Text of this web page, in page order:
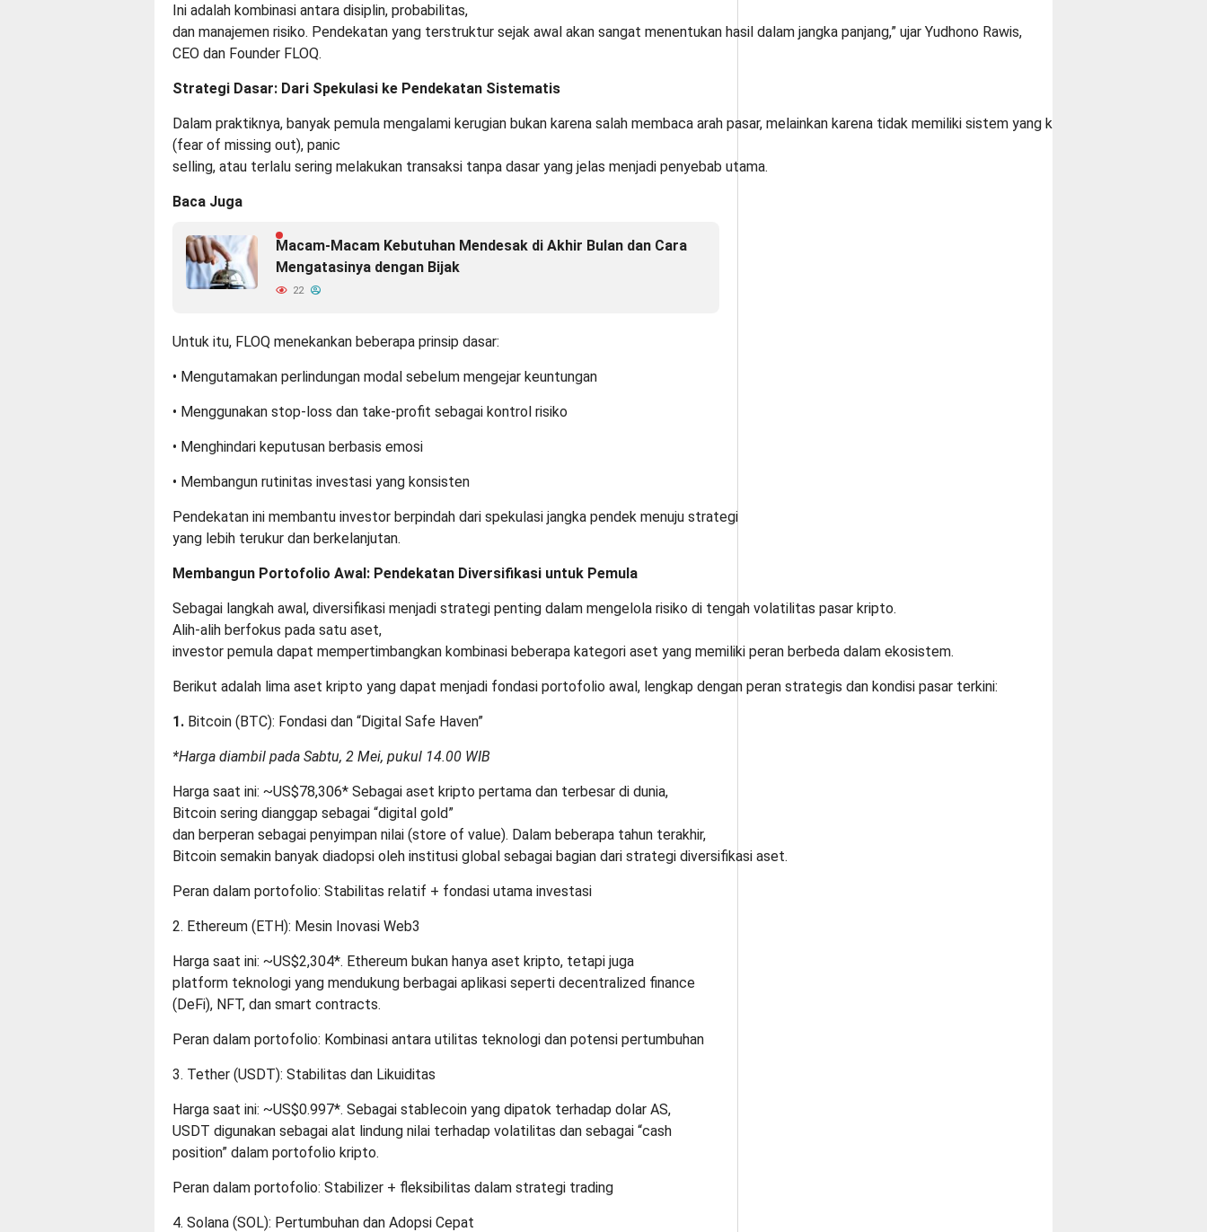
Ini adalah kombinasi antara disiplin, probabilitas,
dan manajemen risiko. Pendekatan yang terstruktur sejak awal akan sangat menentukan hasil dalam jangka panjang,” ujar Yudhono Rawis,
CEO dan Founder FLOQ.
Strategi Dasar: Dari Spekulasi ke Pendekatan Sistematis
Dalam praktiknya, banyak pemula mengalami kerugian bukan karena salah membaca arah pasar, melainkan karena tidak memiliki sistem yang konsisten. Perilaku
(fear of missing out), panic
selling, atau terlalu sering melakukan transaksi tanpa dasar yang jelas menjadi penyebab utama.
Baca Juga
Macam-Macam Kebutuhan Mendesak di Akhir Bulan dan Cara
Mengatasinya dengan Bijak
22
Untuk itu, FLOQ menekankan beberapa prinsip dasar:
• Mengutamakan perlindungan modal sebelum mengejar keuntungan
• Menggunakan stop-loss dan take-profit sebagai kontrol risiko
• Menghindari keputusan berbasis emosi
• Membangun rutinitas investasi yang konsisten
Pendekatan ini membantu investor berpindah dari spekulasi jangka pendek menuju strategi
yang lebih terukur dan berkelanjutan.
Membangun Portofolio Awal: Pendekatan Diversifikasi untuk Pemula
Sebagai langkah awal, diversifikasi menjadi strategi penting dalam mengelola risiko di tengah volatilitas pasar kripto.
Alih-alih berfokus pada satu aset,
investor pemula dapat mempertimbangkan kombinasi beberapa kategori aset yang memiliki peran berbeda dalam ekosistem.
Berikut adalah lima aset kripto yang dapat menjadi fondasi portofolio awal, lengkap dengan peran strategis dan kondisi pasar terkini:
1. Bitcoin (BTC): Fondasi dan “Digital Safe Haven”
*Harga diambil pada Sabtu, 2 Mei, pukul 14.00 WIB
Harga saat ini: ~US$78,306* Sebagai aset kripto pertama dan terbesar di dunia,
Bitcoin sering dianggap sebagai “digital gold”
dan berperan sebagai penyimpan nilai (store of value). Dalam beberapa tahun terakhir,
Bitcoin semakin banyak diadopsi oleh institusi global sebagai bagian dari strategi diversifikasi aset.
Peran dalam portofolio: Stabilitas relatif + fondasi utama investasi
2. Ethereum (ETH): Mesin Inovasi Web3
Harga saat ini: ~US$2,304*. Ethereum bukan hanya aset kripto, tetapi juga
platform teknologi yang mendukung berbagai aplikasi seperti decentralized finance
(DeFi), NFT, dan smart contracts.
Peran dalam portofolio: Kombinasi antara utilitas teknologi dan potensi pertumbuhan
3. Tether (USDT): Stabilitas dan Likuiditas
Harga saat ini: ~US$0.997*. Sebagai stablecoin yang dipatok terhadap dolar AS,
USDT digunakan sebagai alat lindung nilai terhadap volatilitas dan sebagai “cash
position” dalam portofolio kripto.
Peran dalam portofolio: Stabilizer + fleksibilitas dalam strategi trading
4. Solana (SOL): Pertumbuhan dan Adopsi Cepat